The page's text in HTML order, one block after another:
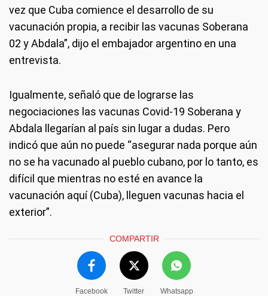
vez que Cuba comience el desarrollo de su
vacunación propia, a recibir las vacunas Soberana
02 y Abdala”, dijo el embajador argentino en una
entrevista.
Igualmente, señaló que de lograrse las
negociaciones las vacunas Covid-19 Soberana y
Abdala llegarían al país sin lugar a dudas. Pero
indicó que aún no puede “asegurar nada porque aún
no se ha vacunado al pueblo cubano, por lo tanto, es
difícil que mientras no esté en avance la
vacunación aquí (Cuba), lleguen vacunas hacia el
exterior”.
COMPARTIR
Facebook Twitter Whatsapp